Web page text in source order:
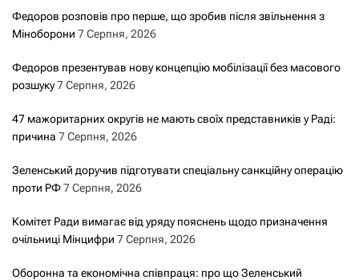
Федоров розповів про перше, що зробив після звільнення з
Міноборони 7 Серпня, 2026
Федоров презентував нову концепцію мобілізації без масового
розшуку7 Серпня, 2026
47 мажоритарних округів не мають своїх представників у Раді:
причина 7 Серпня, 2026
Зеленський доручив підготувати спеціальну санкційну операцію
проти РФ7 Серпня, 2026
Комітет Ради вимагає від уряду пояснень щодо призначення
очільниці Мінцифри 7 Серпня, 2026
Оборонна та економічна співпраця: про що Зеленський